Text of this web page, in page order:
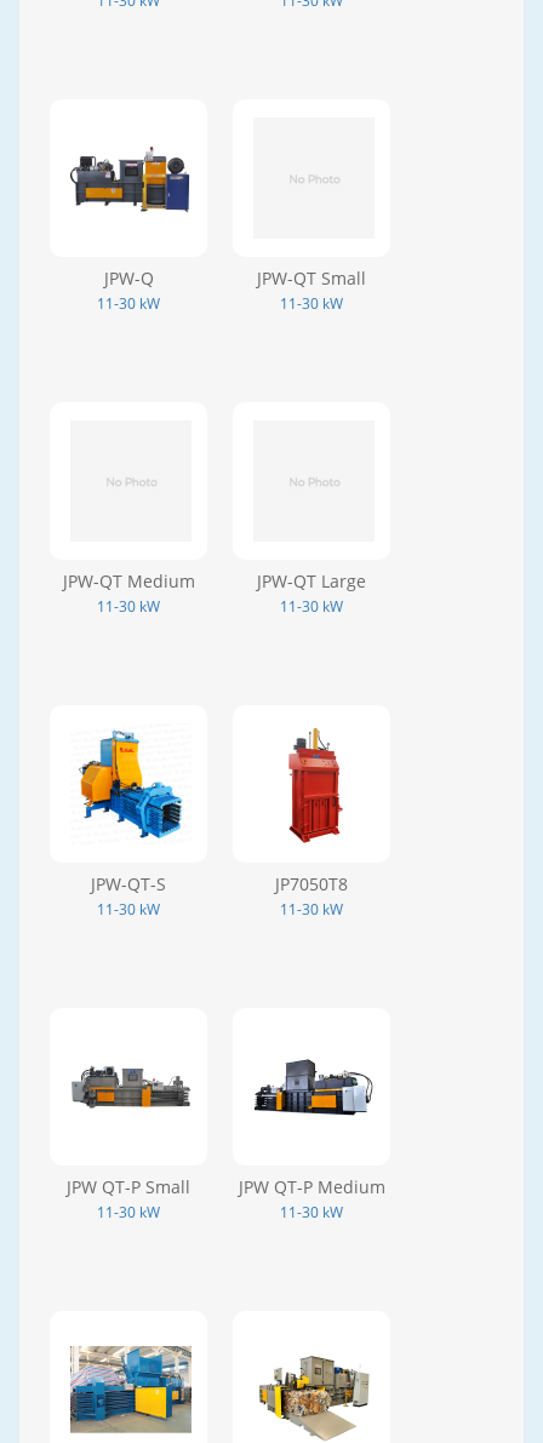
JPW-Q
11-30 kW
JPW-QT Small
11-30 kW
JPW-QT Medium
11-30 kW
JPW-QT Large
11-30 kW
JPW-QT-S
11-30 kW
JP7050T8
11-30 kW
JPW QT-P Small
11-30 kW
JPW QT-P Medium
11-30 kW